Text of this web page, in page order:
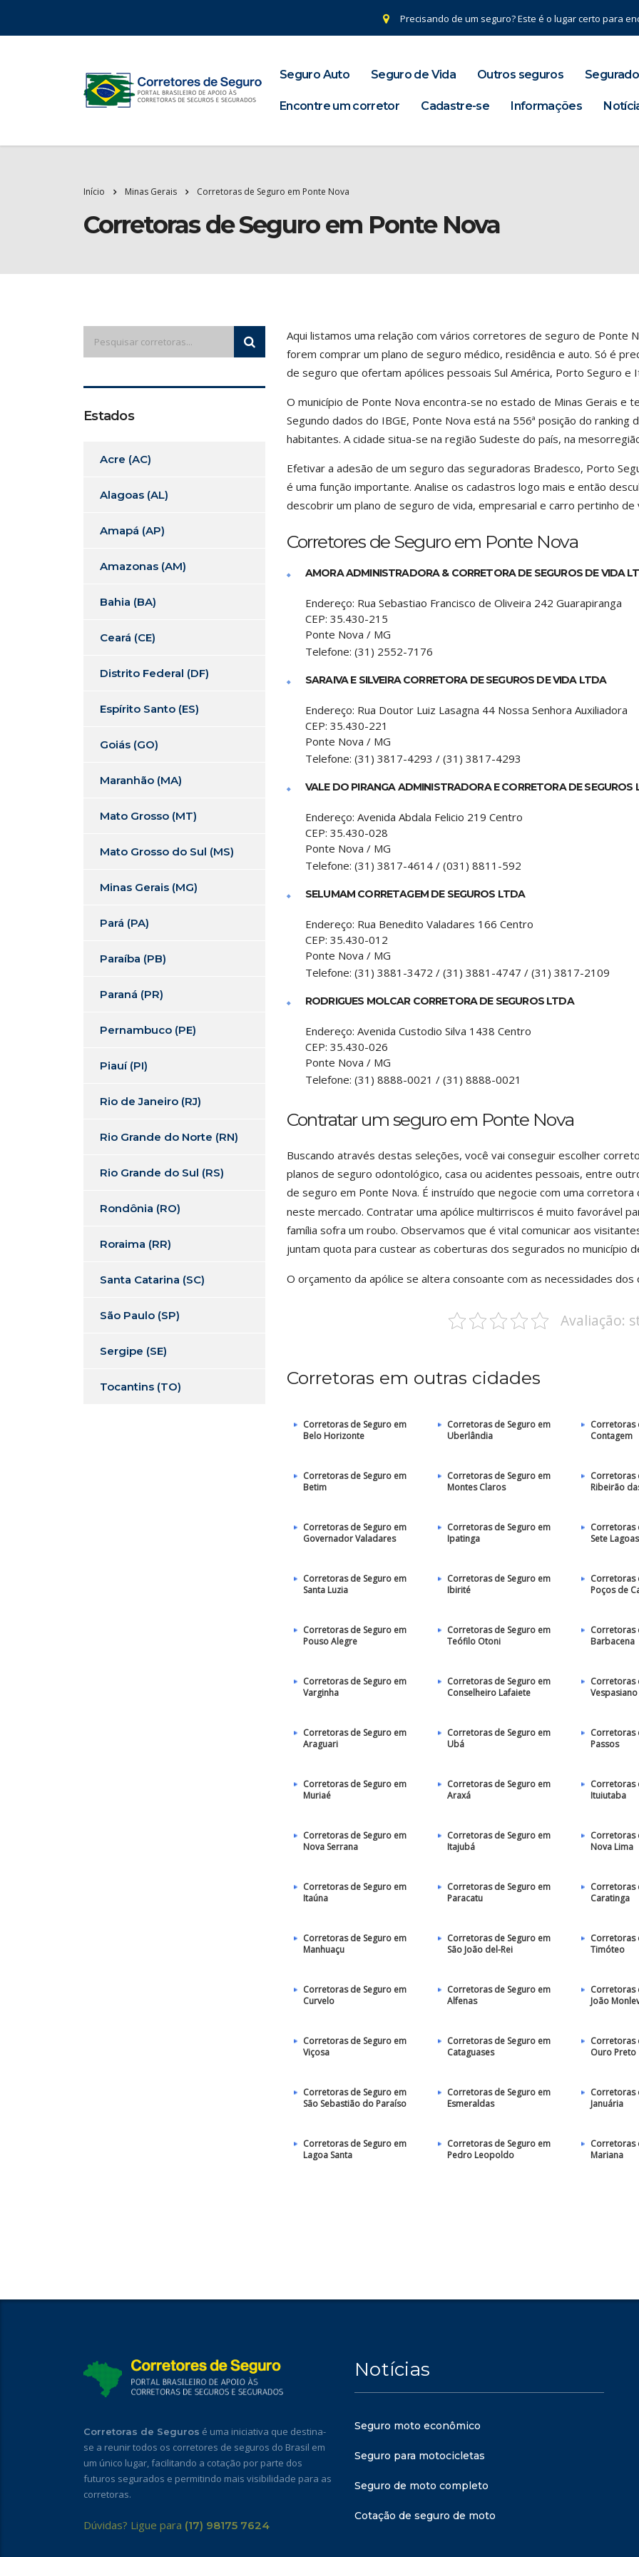
Precisando de um seguro? Este é o lugar certo para
Seguro Auto Seguro de Vida Outros seguros
Encontre um corretor Cadastre-se Informações
Início Minas Gerais Corretoras de Seguro em Ponte Nova
Corretoras de Seguro em Ponte Nova
Aqui listamos uma relação com vários corretores de seguro de Ponte
forem comprar um plano de seguro médico, residência e auto. Só é
de seguro que ofertam apólices pessoais Sul América, Porto Seguro e
O município de Ponte Nova encontra-se no estado de Minas Gerais e
Segundo dados do IBGE, Ponte Nova está na 556ª posição do ranking
habitantes. A cidade situa-se na região Sudeste do país, na
Efetivar a adesão de um seguro das seguradoras Bradesco, Porto
é uma função importante. Analise os cadastros logo mais e então
descobrir um plano de seguro de vida, empresarial e carro pertinho de
Corretores de Seguro em Ponte Nova
AMORA ADMINISTRADORA & CORRETORA DE SEGUROS DE VIDA
Endereço: Rua Sebastiao Francisco de Oliveira 242 Guarapiranga
CEP: 35.430-215
Ponte Nova / MG
Telefone: (31) 2552-7176
SARAIVA E SILVEIRA CORRETORA DE SEGUROS DE VIDA LTDA
Endereço: Rua Doutor Luiz Lasagna 44 Nossa Senhora Auxiliadora
CEP: 35.430-221
Ponte Nova / MG
Telefone: (31) 3817-4293 / (31) 3817-4293
VALE DO PIRANGA ADMINISTRADORA E CORRETORA DE SEGUROS
Endereço: Avenida Abdala Felicio 219 Centro
CEP: 35.430-028
Ponte Nova / MG
Telefone: (31) 3817-4614 / (031) 8811-592
SELUMAM CORRETAGEM DE SEGUROS LTDA
Endereço: Rua Benedito Valadares 166 Centro
CEP: 35.430-012
Ponte Nova / MG
Telefone: (31) 3881-3472 / (31) 3881-4747 / (31) 3817-2109
RODRIGUES MOLCAR CORRETORA DE SEGUROS LTDA
Endereço: Avenida Custodio Silva 1438 Centro
CEP: 35.430-026
Ponte Nova / MG
Telefone: (31) 8888-0021 / (31) 8888-0021
Contratar um seguro em Ponte Nova
Buscando através destas seleções, você vai conseguir escolher
planos de seguro odontológico, casa ou acidentes pessoais, entre
de seguro em Ponte Nova. É instruído que negocie com uma
neste mercado. Contratar uma apólice multirriscos é muito favorável
família sofra um roubo. Observamos que é vital comunicar aos
juntam quota para custear as coberturas dos segurados no município
O orçamento da apólice se altera consoante com as necessidades dos
Avaliação:
Corretoras em outras cidades
Corretoras de Seguro em
Belo Horizonte
Corretoras de Seguro em
Uberlândia
Corretoras
Contagem
Corretoras de Seguro em
Betim
Corretoras de Seguro em
Montes Claros
Corretoras
Ribeirão
Corretoras de Seguro em
Governador Valadares
Corretoras de Seguro em
Ipatinga
Corretoras
Sete Lagoas
Corretoras de Seguro em
Santa Luzia
Corretoras de Seguro em
Ibirité
Corretoras
Poços de
Corretoras de Seguro em
Pouso Alegre
Corretoras de Seguro em
Teófilo Otoni
Corretoras
Barbacena
Corretoras de Seguro em
Varginha
Corretoras de Seguro em
Conselheiro Lafaiete
Corretoras
Vespasiano
Corretoras de Seguro em
Araguari
Corretoras de Seguro em
Ubá
Corretoras
Passos
Corretoras de Seguro em
Muriaé
Corretoras de Seguro em
Araxá
Corretoras
Ituiutaba
Corretoras de Seguro em
Nova Serrana
Corretoras de Seguro em
Itajubá
Corretoras
Nova Lima
Corretoras de Seguro em
Itaúna
Corretoras de Seguro em
Paracatu
Corretoras
Caratinga
Corretoras de Seguro em
Manhuaçu
Corretoras de Seguro em
São João del-Rei
Corretoras
Timóteo
Corretoras de Seguro em
Curvelo
Corretoras de Seguro em
Alfenas
Corretoras
João
Corretoras de Seguro em
Viçosa
Corretoras de Seguro em
Cataguases
Corretoras
Ouro Preto
Corretoras de Seguro em
São Sebastião do Paraíso
Corretoras de Seguro em
Esmeraldas
Corretoras
Januária
Corretoras de Seguro em
Lagoa Santa
Corretoras de Seguro em
Pedro Leopoldo
Corretoras
Mariana
Estados
Acre (AC)
Alagoas (AL)
Amapá (AP)
Amazonas (AM)
Bahia (BA)
Ceará (CE)
Distrito Federal (DF)
Espírito Santo (ES)
Goiás (GO)
Maranhão (MA)
Mato Grosso (MT)
Mato Grosso do Sul (MS)
Minas Gerais (MG)
Pará (PA)
Paraíba (PB)
Paraná (PR)
Pernambuco (PE)
Piauí (PI)
Rio de Janeiro (RJ)
Rio Grande do Norte (RN)
Rio Grande do Sul (RS)
Rondônia (RO)
Roraima (RR)
Santa Catarina (SC)
São Paulo (SP)
Sergipe (SE)
Tocantins (TO)
Corretoras de Seguros é uma iniciativa que destina-
se a reunir todos os corretores de seguros do Brasil em
um único lugar, facilitando a cotação por parte dos
futuros segurados e permitindo mais visibilidade para as
corretoras.
Dúvidas? Ligue para (17) 98175 7624
Notícias
Seguro moto econômico
Seguro para motocicletas
Seguro de moto completo
Cotação de seguro de moto